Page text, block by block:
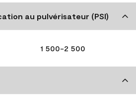
au pulvérisateur (PSI)
1 500-2 500